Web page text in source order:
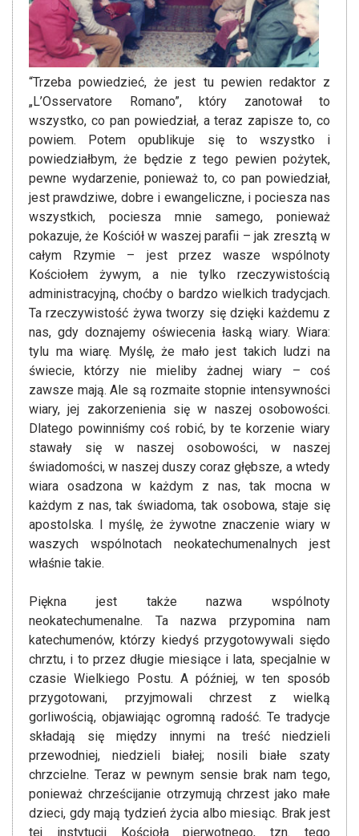
“Trzeba powiedzieć, że jest tu pewien redaktor z
„L’Osservatore Romano”, który zanotował to
wszystko, co pan powiedział, a teraz zapisze to, co
powiem. Potem opublikuje się to wszystko i
powiedziałbym, że będzie z tego pewien pożytek,
pewne wydarzenie, ponieważ to, co pan powiedział,
jest prawdziwe, dobre i ewangeliczne, i pociesza nas
wszystkich, pociesza mnie samego, ponieważ
pokazuje, że Kościół w waszej parafii – jak zresztą w
całym Rzymie – jest przez wasze wspólnoty
Kościołem żywym, a nie tylko rzeczywistością
administracyjną, choćby o bardzo wielkich tradycjach.
Ta rzeczywistość żywa tworzy się dzięki każdemu z
nas, gdy doznajemy oświecenia łaską wiary. Wiara:
tylu ma wiarę. Myślę, że mało jest takich ludzi na
świecie, którzy nie mieliby żadnej wiary – coś
zawsze mają. Ale są rozmaite stopnie intensywności
wiary, jej zakorzenienia się w naszej osobowości.
Dlatego powinniśmy coś robić, by te korzenie wiary
stawały się w naszej osobowości, w naszej
świadomości, w naszej duszy coraz głębsze, a wtedy
wiara osadzona w każdym z nas, tak mocna w
każdym z nas, tak świadoma, tak osobowa, staje się
apostolska. I myślę, że żywotne znaczenie wiary w
waszych wspólnotach neokatechumenalnych jest
właśnie takie.
Piękna jest także nazwa wspólnoty
neokatechumenalne. Ta nazwa przypomina nam
katechumenów, którzy kiedyś przygotowywali siędo
chrztu, i to przez długie miesiące i lata, specjalnie w
czasie Wielkiego Postu. A później, w ten sposób
przygotowani, przyjmowali chrzest z wielką
gorliwością, objawiając ogromną radość. Te tradycje
składają się między innymi na treść niedzieli
przewodniej, niedzieli białej; nosili białe szaty
chrzcielne. Teraz w pewnym sensie brak nam tego,
ponieważ chrześcijanie otrzymują chrzest jako małe
dzieci, gdy mają tydzień życia albo miesiąc. Brak jest
tej instytucji Kościoła pierwotnego, tzn. tego